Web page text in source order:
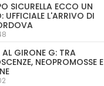
SICURELLA ECCO UN
UFFICIALE L'ARRIVO DI
GIRONE G: TRA
NEOPROMOSSE E